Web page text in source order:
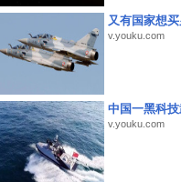
又有国家想
v.youku.com
中国一黑科
v.youku.com